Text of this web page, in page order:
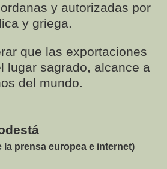
y autorizadas por
y griega.
que las exportaciones
lugar sagrado, alcance a
del mundo.
prensa europea e internet)